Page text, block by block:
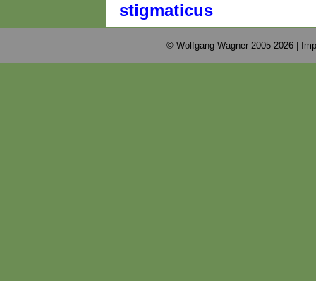
stigmaticus
© Wolfgang Wagner 2005-2026 |